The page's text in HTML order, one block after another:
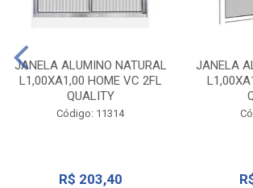
JANELA ALUMINO NATURAL
L1,00XA1,00 HOME VC 2FL
QUALITY
Código: 11314
R$ 203,40
JANELA